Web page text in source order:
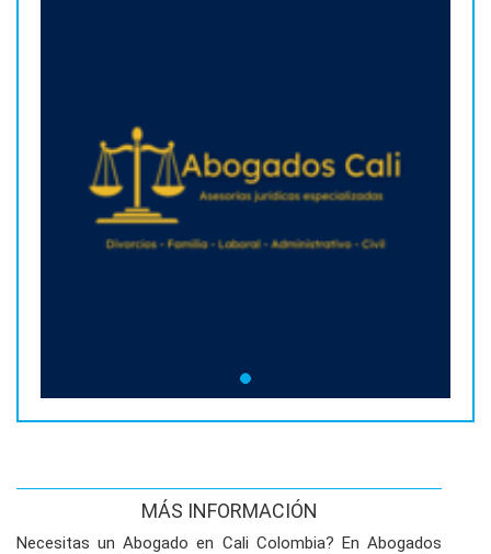
MÁS INFORMACIÓN
Necesitas un Abogado en Cali Colombia? En Abogados